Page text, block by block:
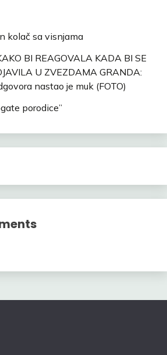
kolač sa visnjama
BI REAGOVALA KADA BI SE
U ZVEZDAMA GRANDA:
nastao je muk (FOTO)
porodice”